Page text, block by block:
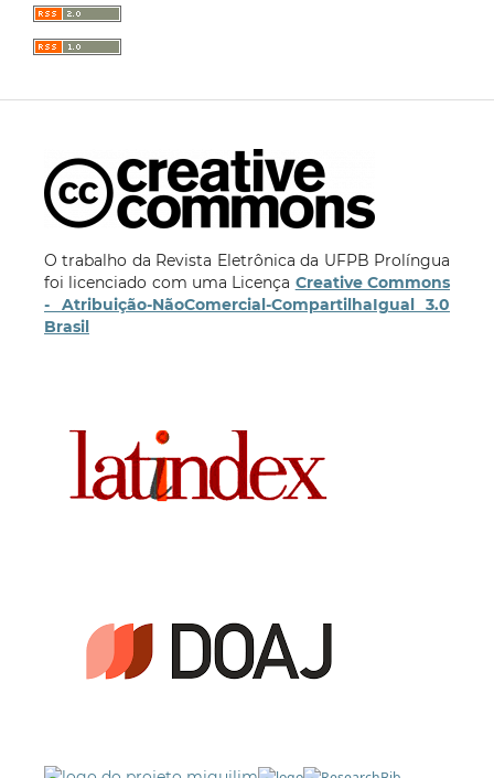
O trabalho da Revista Eletrônica da UFPB Prolíngua
foi licenciado com uma Licença Creative Commons
- Atribuição-NãoComercial-CompartilhaIgual 3.0
Brasil